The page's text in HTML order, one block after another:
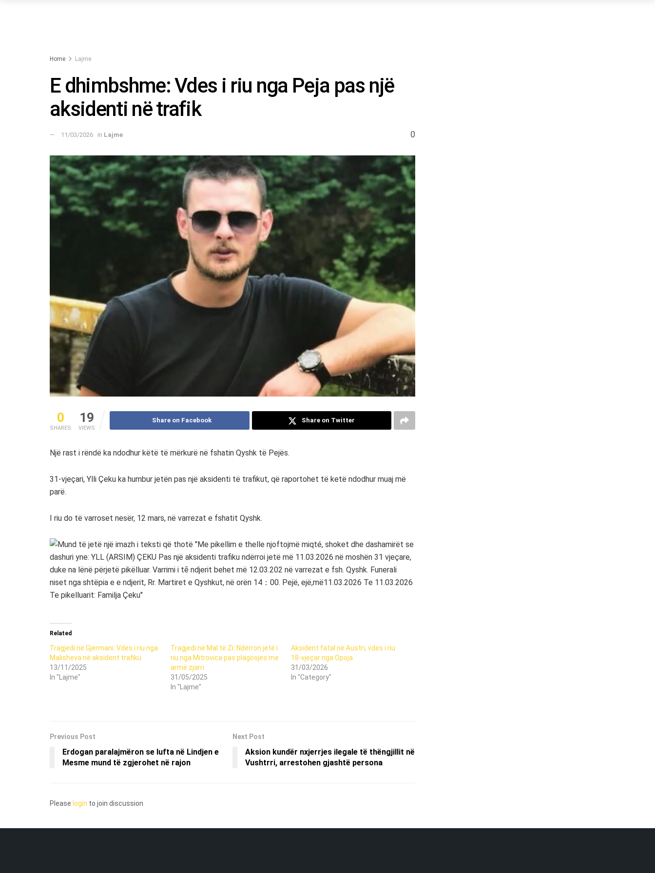
Home Lajme
E dhimbshme: Vdes i riu nga Peja pas një
aksidenti në trafik
11/03/2026 in Lajme 0
0
SHARES
19
VIEWS
Share on Facebook Share on Twitter
Një rast i rëndë ka ndodhur këtë të mërkurë në fshatin Qyshk të Pejës.
31-vjeçari, Ylli Çeku ka humbur jetën pas një aksidenti të trafikut, që raportohet të ketë ndodhur muaj më
parë.
I riu do të varroset nesër, 12 mars, në varrezat e fshatit Qyshk.
Related
Tragjedi në Gjermani: Vdes i riu nga
Malisheva në aksident trafiku
13/11/2025
In "Lajme"
Tragjedi në Mal të Zi: Ndërron jetë i
riu nga Mitrovica pas plagosjes me
armë zjarri
31/05/2025
In "Lajme"
Aksident fatal në Austri, vdes i riu
18-vjeçar nga Opoja
31/03/2026
In "Category"
Previous Post
Erdogan paralajmëron se lufta në Lindjen e
Mesme mund të zgjerohet në rajon
Next Post
Aksion kundër nxjerrjes ilegale të thëngjillit në
Vushtrri, arrestohen gjashtë persona
Please login to join discussion